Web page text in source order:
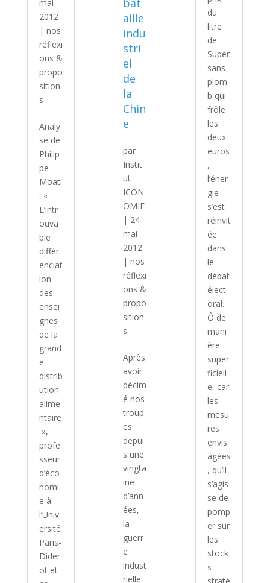
mai
2012
| nos
réflexi
ons &
propo
sition
s
Analy
se de
Philip
pe
Moati
: «
L’intr
ouva
ble
différ
enciat
ion
des
ensei
gnes
de la
grand
e
distrib
ution
alime
ntaire
»,
profe
sseur
d’éco
nomi
e à
l’Univ
ersité
Paris-
Dider
ot et
bat
aille
indu
stri
el
de
la
Chin
e
par
Instit
ut
ICON
OMIE
| 24
mai
2012
|nos
réflexi
ons &
propo
sition
s
Après
avoir
décim
é nos
troup
es
depui
s une
vingta
ine
d’ann
ées,
la
guerr
e
indust
rielle
du
litre
de
Super
sans
plom
b qui
frôle
les
deux
euros
,
l’éner
gie
s’est
réinvit
ée
dans
le
débat
élect
oral.
Ô de
mani
ère
super
ficiell
e, car
les
mesu
res
envis
agées
, qu’il
s’agis
se de
pomp
er sur
les
stock
s